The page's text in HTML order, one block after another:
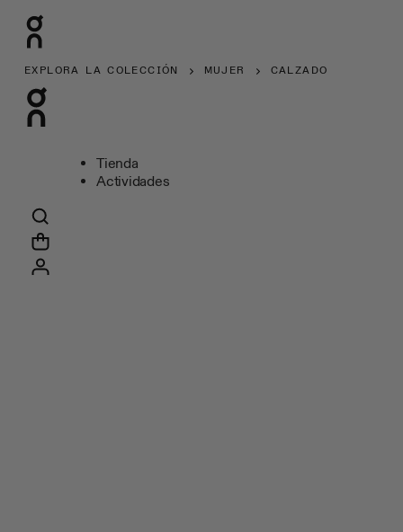
EXPLORA LA COLECCIÓN MUJER CALZADO
Tienda
Actividades